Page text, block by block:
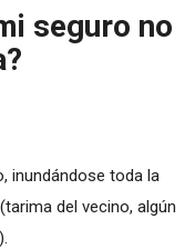
seguro no
inundándose toda la
del vecino, algún